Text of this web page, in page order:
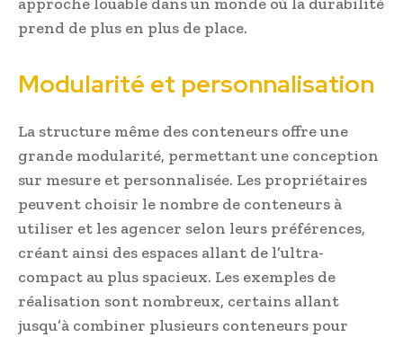
prend de plus en plus de place.
Modularité et personnalisation
La structure même des conteneurs offre une
grande modularité, permettant une conception
sur mesure et personnalisée. Les propriétaires
peuvent choisir le nombre de conteneurs à
utiliser et les agencer selon leurs préférences,
créant ainsi des espaces allant de l’ultra-
compact au plus spacieux. Les exemples de
réalisation sont nombreux, certains allant
jusqu’à combiner plusieurs conteneurs pour